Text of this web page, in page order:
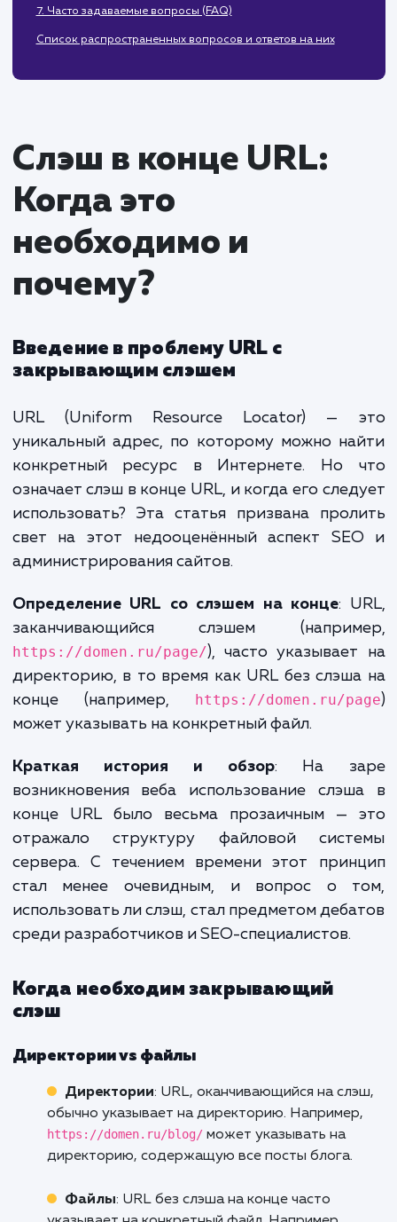
Перенаправления и циклы перенаправлений
Проблемы с дублированием контента
Рекомендации для различных случаев
Список распространенных вопросов и ответов на них
Слэш в конце URL:
необходимо и
почему?
Введение в проблему URL с
URL (Uniform Resource Locator) —
уникальный адрес, по которому можно
конкретный ресурс в Интернете. Но
означает слэш в конце URL, и когда его
свет на этот недооценённый аспект
администрирования сайтов.
Определение URL со слэшем на конце:
заканчивающийся слэшем
https://domen.ru/page/
), часто
директорию, в то время как URL без
может указывать на конкретный файл.
возникновения веба использование
отражало структуру файловой
сервера. С течением времени этот
стал менее очевидным, и вопрос о
среди разработчиков и SEO-специалистов.